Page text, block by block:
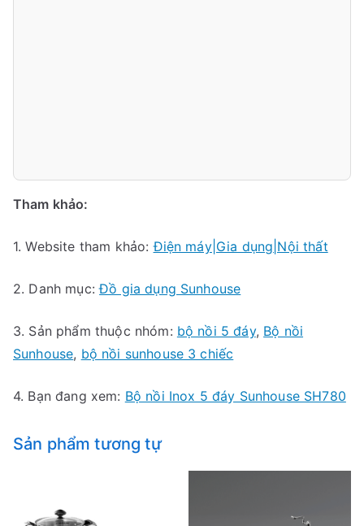
Tham khảo:
1. Website tham khảo:Điện máy|Gia dụng|Nội thất
2. Danh mục:Đồ gia dụng Sunhouse
3. Sản phẩm thuộc nhóm: bộ nồi 5 đáy, Bộ nồi
Sunhouse, bộ nồi sunhouse 3 chiếc
4. Bạn đang xem: Bộ nồi Inox 5 đáy Sunhouse SH780
Sản phẩm tương tự